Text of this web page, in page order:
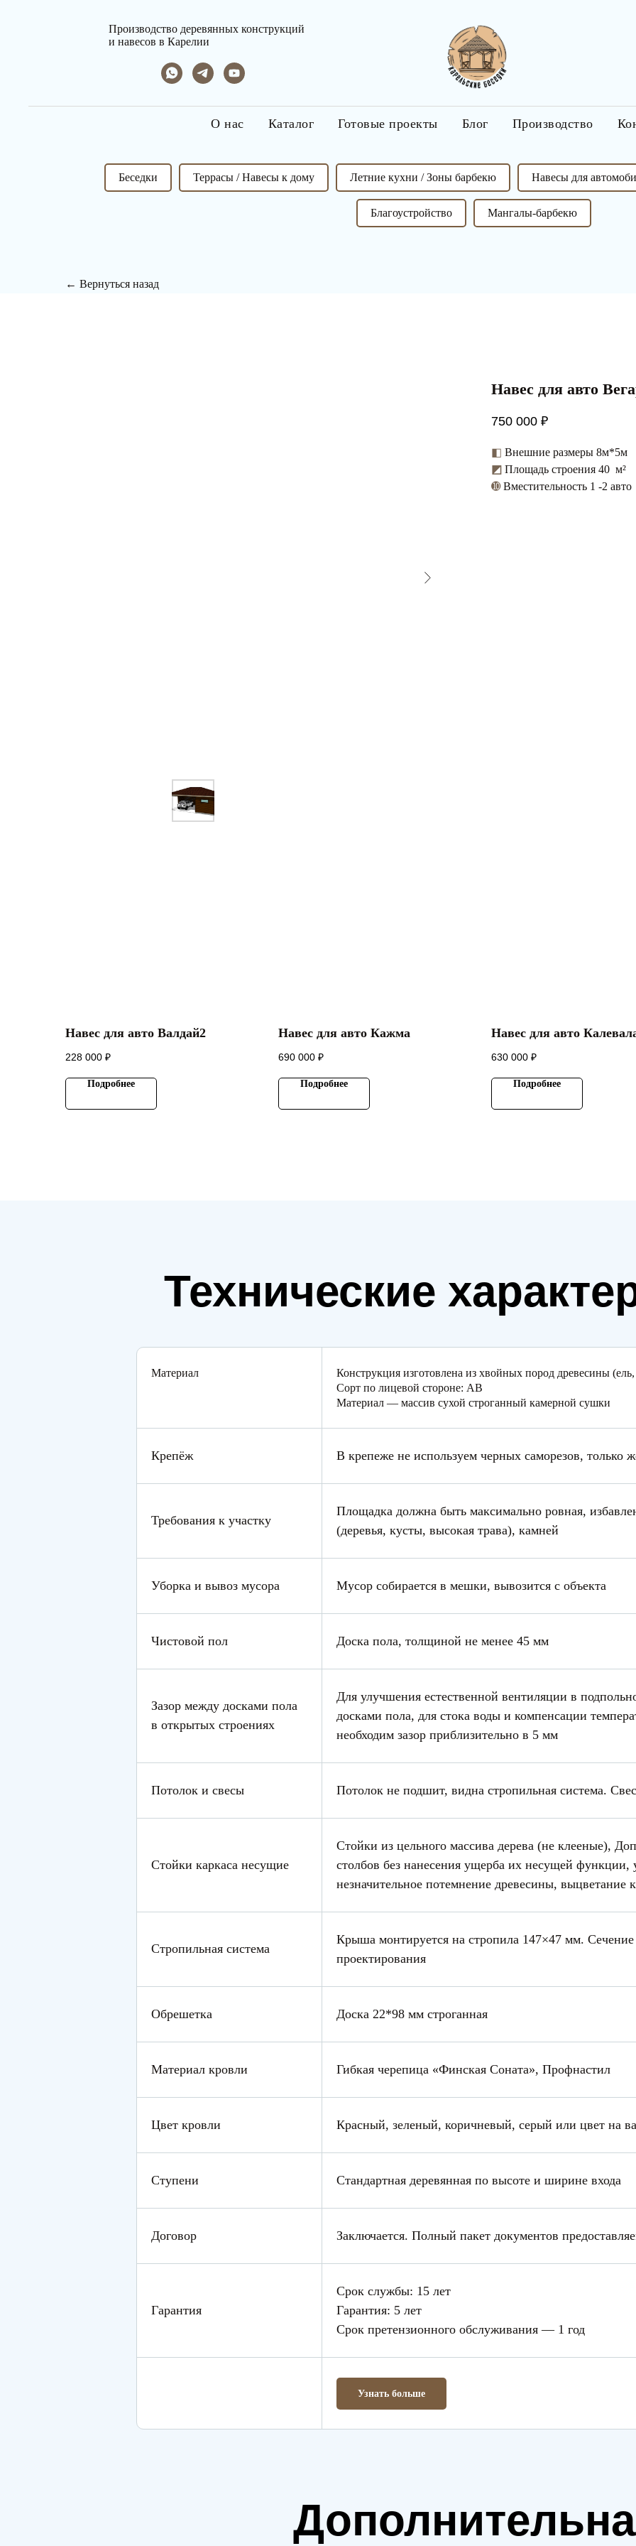
Производство деревянных конструкций
и навесов в Карелии
О нас Каталог Готовые проекты Блог Производство
Беседки Террасы / Навесы к дому Летние кухни / Зоны барбекю Навесы для
Благоустройство Мангалы-барбекю
← Вернуться назад
Навес для авто
750 000 ₽
◧ Внешние размеры 8м*5м
◩ Площадь строения 40 м²
➓Вместительность 1 -2 авто
Навес для авто Валдай2
228 000 ₽
Подробнее
Навес для авто Кажма
690 000 ₽
Подробнее
Навес для авто
630 000 ₽
Подробнее
Технические
Материал
Конструкция изготовлена из хвойных пород древесины (ель,
Сорт по лицевой стороне: АВ
Материал — массив сухой строганный камерной сушки
Крепёж В крепеже не используем черных саморезов, только
Требования к участку
Площадка должна быть максимально ровная,
(деревья, кусты, высокая трава), камней
Уборка и вывоз мусора Мусор собирается в мешки, вывозится с объекта
Чистовой пол Доска пола, толщиной не менее 45 мм
Зазор между досками пола
в открытых строениях
Для улучшения естественной вентиляции в
досками пола, для стока воды и компенсации
необходим зазор приблизительно в 5 мм
Потолок и свесы Потолок не подшит, видна стропильная система.
Стойки каркаса несущие
Стойки из цельного массива дерева (не клееные),
столбов без нанесения ущерба их несущей функции,
незначительное потемнение древесины, выцветание
Стропильная система
Крыша монтируется на стропила 147×47 мм. Сечение
проектирования
Обрешетка Доска 22*98 мм строганная
Материал кровли Гибкая черепица «Финская Соната», Профнастил
Цвет кровли Красный, зеленый, коричневый, серый или цвет на
Ступени Стандартная деревянная по высоте и ширине входа
Договор Заключается. Полный пакет документов
Гарантия
Срок службы: 15 лет
Гарантия: 5 лет
Срок претензионного обслуживания — 1 год
Узнать больше